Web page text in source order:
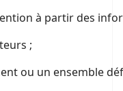
à partir des
;
ou un ensemble